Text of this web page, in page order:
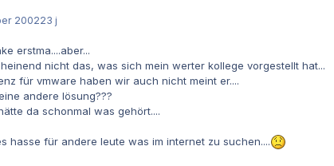
200223 j
erstma....aber...
nicht das, was sich mein werter kollege vorgestellt hat...
für vmware haben wir auch nicht meint er....
andere lösung???
da schonmal was gehört....
hasse für andere leute was im internet zu suchen....